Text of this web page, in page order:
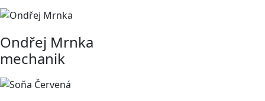
Ondřej Mrnka
mechanik